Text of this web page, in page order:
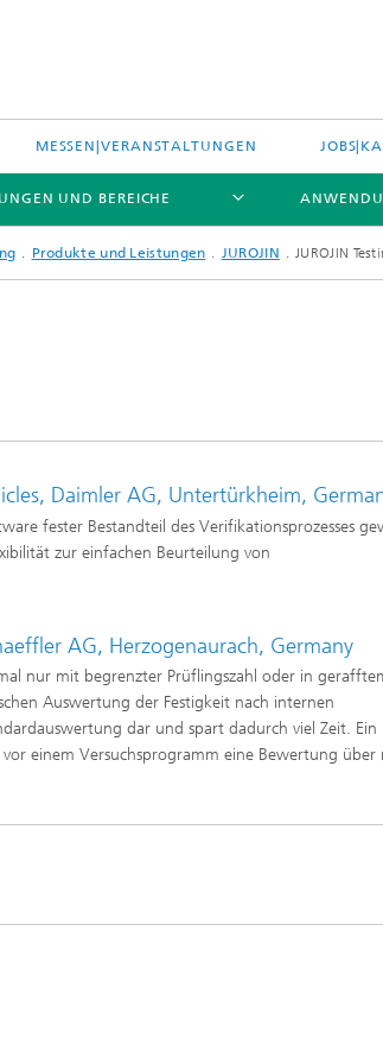
MESSEN|VERANSTALTUNGEN
UND BEREICHE
Leistungen und Produkte
Energieerzeugung und -
Echtzeit-Anlagenbetrieb und
Produkte und Leistungen JUROJIN JUROJIN
Daimler AG, Untertürkheim,
fester Bestandteil des Verifikationsprozesses
zur einfachen Beurteilung von
AG, Herzogenaurach, Germany
nur mit begrenzter Prüflingszahl oder in
Auswertung der Festigkeit nach internen
dar und spart dadurch viel Zeit. Ein
einem Versuchsprogramm eine Bewertung über